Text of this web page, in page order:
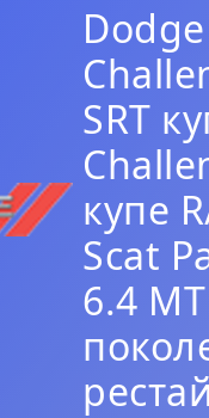
Dodge
SRT
купе
Scat
6.4